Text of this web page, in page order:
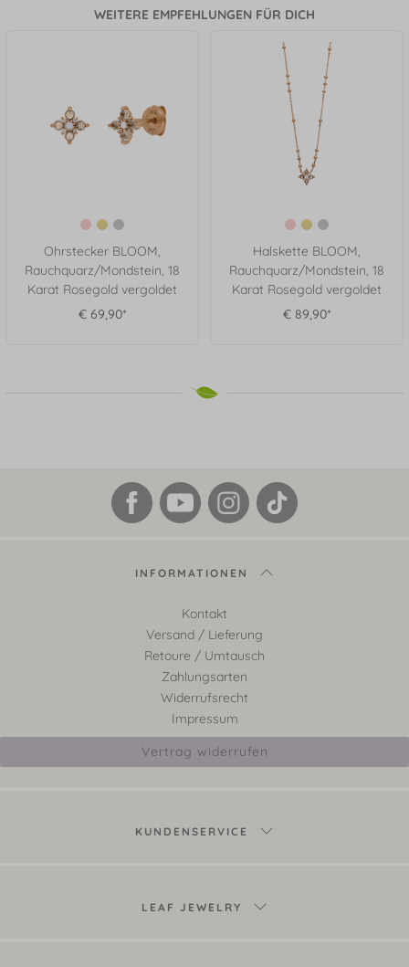
WEITERE EMPFEHLUNGEN FÜR DICH
Ohrstecker BLOOM,
Rauchquarz/Mondstein, 18
Karat Rosegold vergoldet
€ 69,90*
Halskette BLOOM,
Rauchquarz/Mondstein, 18
Karat Rosegold vergoldet
€ 89,90*
INFORMATIONEN
Kontakt
Versand / Lieferung
Retoure / Umtausch
Zahlungsarten
Widerrufsrecht
Impressum
Vertrag widerrufen
KUNDENSERVICE
LEAF JEWELRY